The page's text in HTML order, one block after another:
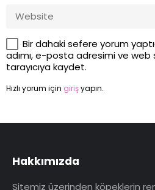
Bir dahaki sefere yorum
adımı, e-posta adresimi ve
tarayıcıya kaydet.
Hızlı yorum için girişyapın.
Hakkımızda
Sitemiz üzerinden köpeklerin